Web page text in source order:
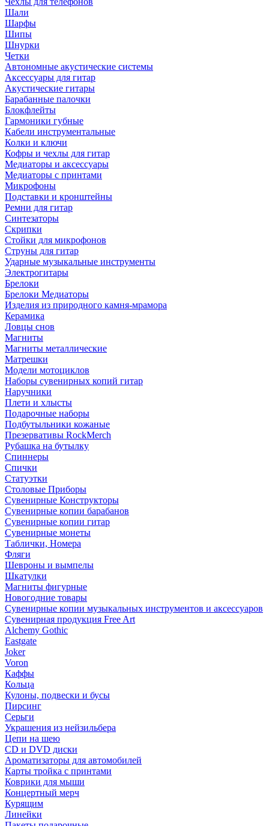
Шали
Шарфы
Шипы
Шнурки
Четки
Автономные акустические системы
Аксессуары для гитар
Акустические гитары
Барабанные палочки
Блокфлейты
Гармоники губные
Кабели инструментальные
Колки и ключи
Кофры и чехлы для гитар
Медиаторы и аксессуары
Медиаторы с принтами
Микрофоны
Подставки и кронштейны
Ремни для гитар
Синтезаторы
Скрипки
Стойки для микрофонов
Струны для гитар
Ударные музыкальные инструменты
Электрогитары
Брелоки
Брелоки Медиаторы
Изделия из природного камня-мрамора
Керамика
Ловцы снов
Магниты
Магниты металлические
Матрешки
Модели мотоциклов
Наборы сувенирных копий гитар
Наручники
Плети и хлысты
Подарочные наборы
Подбутыльники кожаные
Презервативы RockMerch
Рубашка на бутылку
Спиннеры
Спички
Статуэтки
Столовые Приборы
Сувенирные Конструкторы
Сувенирные копии барабанов
Сувенирные копии гитар
Сувенирные монеты
Таблички, Номера
Фляги
Шевроны и вымпелы
Шкатулки
Магниты фигурные
Новогодние товары
Сувенирные копии музыкальных инструментов и аксессуаров
Сувенирная продукция Free Art
Alchemy Gothic
Eastgate
Joker
Voron
Каффы
Кольца
Кулоны, подвески и бусы
Пирсинг
Серьги
Украшения из нейзильбера
Цепи на шею
CD и DVD диски
Ароматизаторы для автомобилей
Карты тройка с принтами
Коврики для мыши
Концертный мерч
Курящим
Линейки